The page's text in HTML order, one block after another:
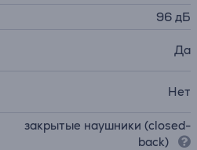
96 дБ
Да
Нет
закрытые наушники (closed-
back)